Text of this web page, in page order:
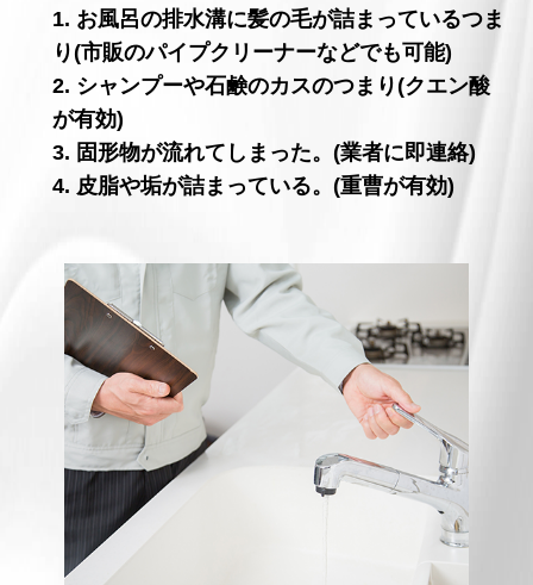
1. お風呂の排水溝に髪の毛が詰まっているつま
り(市販のパイプクリーナーなどでも可能)
2. シャンプーや石鹸のカスのつまり(クエン酸
が有効)
3. 固形物が流れてしまった。(業者に即連絡)
4. 皮脂や垢が詰まっている。(重曹が有効)